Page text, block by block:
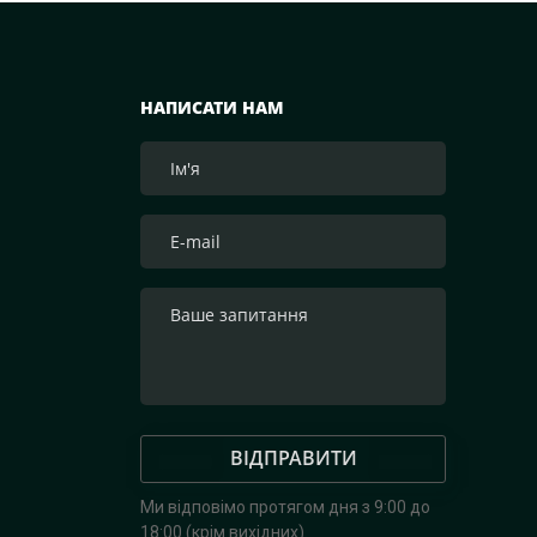
доставка зараз непроста, але за
вирішує всі ці питання.
НАПИСАТИ НАМ
ВІДПРАВИТИ
Ми відповімо протягом дня з 9:00 до
18:00 (крім вихідних).